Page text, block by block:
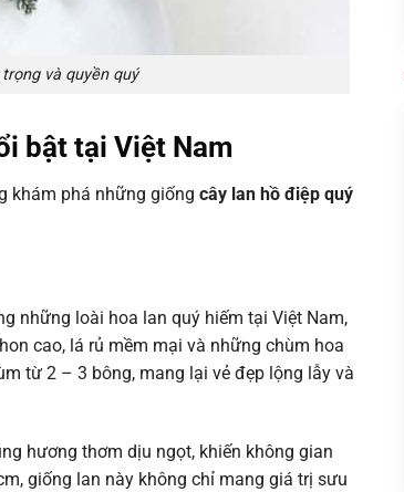
và quyền quý
bật tại Việt Nam
khám phá những giống cây lan hồ điệp quý
những loài hoa lan quý hiếm tại Việt Nam,
cao, lá rủ mềm mại và những chùm hoa
từ 2 – 3 bông, mang lại vẻ đẹp lộng lẫy và
hương thơm dịu ngọt, khiến không gian
giống lan này không chỉ mang giá trị sưu